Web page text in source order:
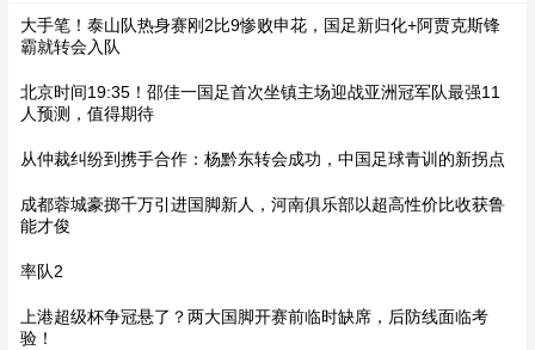
大手笔！泰山队热身赛刚2比9惨败申花，国足新归化+阿贾克斯锋
霸就转会入队
北京时间19:35！邵佳一国足首次坐镇主场迎战亚洲冠军队最强11
人预测，值得期待
从仲裁纠纷到携手合作：杨黔东转会成功，中国足球青训的新拐点
成都蓉城豪掷千万引进国脚新人，河南俱乐部以超高性价比收获鲁
能才俊
率队2
上港超级杯争冠悬了？两大国脚开赛前临时缺席，后防线面临考
验！